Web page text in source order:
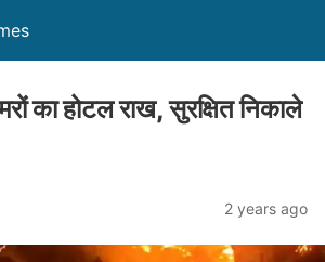
का होटल राख, सुरक्षित निकाले
2 years ago